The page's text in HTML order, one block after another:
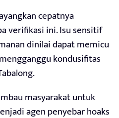
cepatnya
verifikasi ini. Isu sensitif
dinilai dapat memicu
kondusifitas
masyarakat untuk
agen penyebar hoaks